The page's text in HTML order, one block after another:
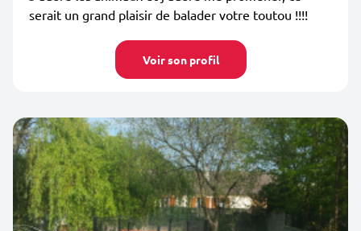
serait un grand plaisir de balader votre toutou !!!!
Voir son profil